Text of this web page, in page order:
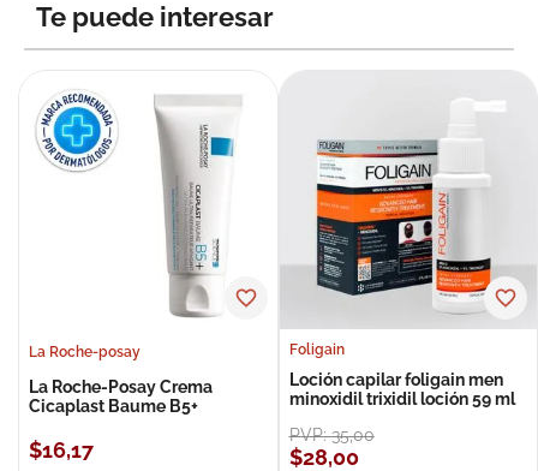
Te puede interesar
La Roche-posay
La Roche-Posay Crema
Cicaplast Baume B5+
$16,17
Foligain
Loción capilar foligain men
minoxidil trixidil loción 59 ml
PVP:35,00
$28,00